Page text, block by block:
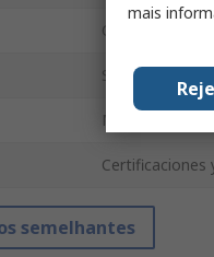
Color
Serie
Material
Certificaciones
semelhantes
mais